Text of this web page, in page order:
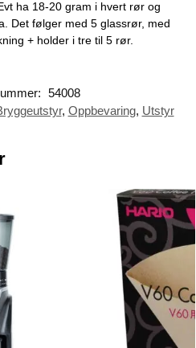
ha 18-20 gram i hvert rør og
Det følger med 5 glassrør, med
+ holder i tre til 5 rør.
54008
, Oppbevaring, Utstyr